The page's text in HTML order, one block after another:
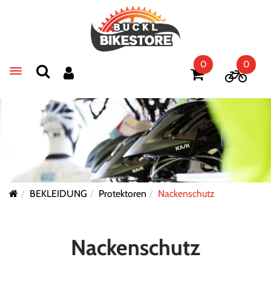
Toggle navigation
0 0
BEKLEIDUNG Protektoren Nackenschutz
Nackenschutz